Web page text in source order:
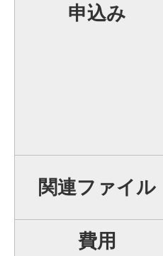
申込み
関連ファイル
費用